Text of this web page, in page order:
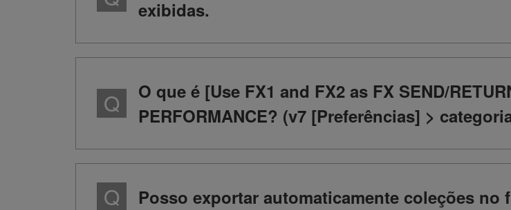
exibidas.
O que é [Use FX1 and FX2 as FX SEND/
PERFORMANCE? (v7 [Preferências] >
Posso exportar automaticamente coleções no